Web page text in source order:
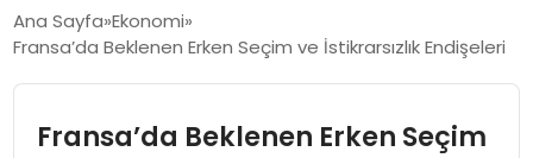
EKONOMI
Ana Sayfa Ekonomi
Fransa’da Beklenen Erken Seçim ve İstikrarsızlık Endişeleri
Fransa’da Beklenen Erken Seçim